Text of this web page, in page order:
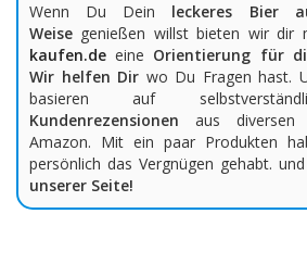
Wenn Du Dein leckeres Bier
Weise genießen willst bieten wir dir
kaufen.de eine Orientierung für
Wir helfen Dir wo Du Fragen hast.
basieren auf
Kundenrezensionen aus diversen
Amazon. Mit ein paar Produkten
persönlich das Vergnügen gehabt.
unserer Seite!